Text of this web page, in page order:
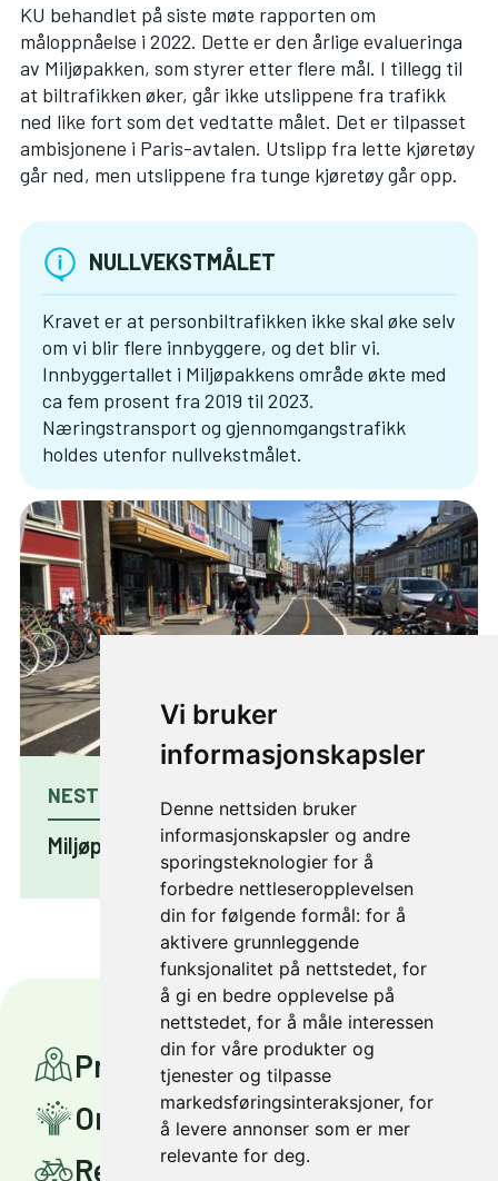
Vi bruker
informasjonskapsler
Denne nettsiden bruker
informasjonskapsler og andre
sporingsteknologier for å
forbedre nettleseropplevelsen
din for følgende formål: for å
aktivere grunnleggende
funksjonalitet på nettstedet, for
å gi en bedre opplevelse på
nettstedet, for å måle interessen
din for våre produkter og
tjenester og tilpasse
markedsføringsinteraksjoner, for
å levere annonser som er mer
relevante for deg.
KU behandlet på siste møte rapporten om
måloppnåelse i 2022. Dette er den årlige evalueringa
av Miljøpakken, som styrer etter flere mål. I tillegg til
at biltrafikken øker, går ikke utslippene fra trafikk
ned like fort som det vedtatte målet. Det er tilpasset
ambisjonene i Paris-avtalen. Utslipp fra lette kjøretøy
går ned, men utslippene fra tunge kjøretøy går opp.
NULLVEKSTMÅLET
Kravet er at personbiltrafikken ikke skal øke selv
om vi blir flere innbyggere, og det blir vi.
Innbyggertallet i Miljøpakkens område økte med
ca fem prosent fra 2019 til 2023.
Næringstransport og gjennomgangstrafikk
holdes utenfor nullvekstmålet.
NESTE ARTIKKEL
Miljøpakken 2022: 39 % bompenger
Prosjekter
Om Miljøpakken
Reis smartere